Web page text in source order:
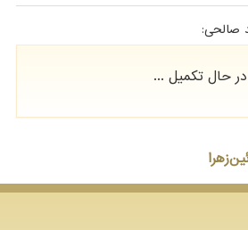
صالحی:
در حال تکمیل ...